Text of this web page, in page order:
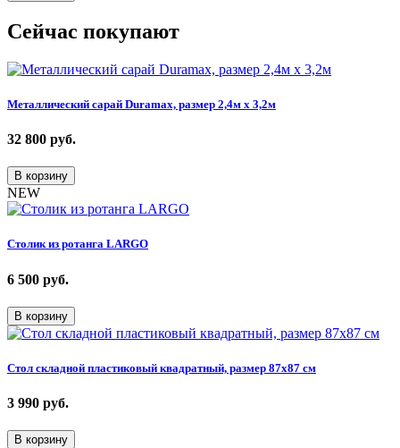
Сейчас покупают
Металлический сарай Duramax, размер 2,4м х 3,2м
32 800 руб.
В корзину
NEW
Столик из ротанга LARGO
6 500 руб.
В корзину
Стол складной пластиковый квадратный, размер 87х87 см
3 990 руб.
В корзину